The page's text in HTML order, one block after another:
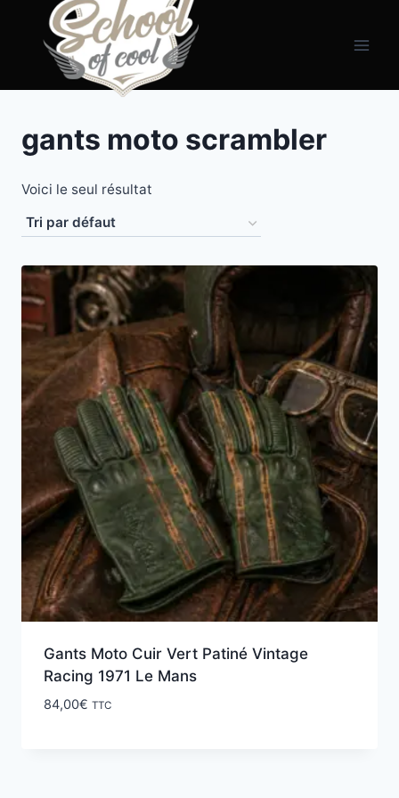
principal
contenu
gants moto scrambler
Voici le seul résultat
Gants Moto Cuir Vert Patiné Vintage
Racing 1971 Le Mans
84,00€ TTC